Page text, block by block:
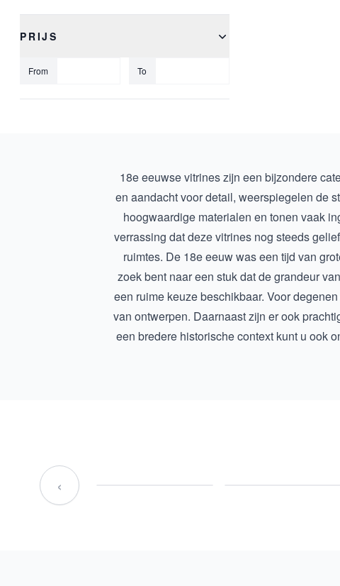
PRIJS
From To
18e eeuwse vitrines zijn een bijzondere
en aandacht voor detail, weerspiegelen de
hoogwaardige materialen en tonen vaak
verrassing dat deze vitrines nog steeds
ruimtes. De 18e eeuw was een tijd van
zoek bent naar een stuk dat de grandeur
een ruime keuze beschikbaar. Voor
van ontwerpen. Daarnaast zijn er ook
een bredere historische context kunt u ook
‹